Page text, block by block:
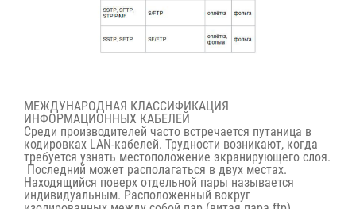
МЕЖДУНАРОДНАЯ КЛАССИФИКАЦИЯ
ИНФОРМАЦИОННЫХ КАБЕЛЕЙ
Среди производителей часто встречается путаница в
кодировках LAN-кабелей. Трудности возникают, когда
требуется узнать местоположение экранирующего слоя.
Последний может располагаться в двух местах.
Находящийся поверх отдельной пары называется
индивидуальным. Расположенный вокруг